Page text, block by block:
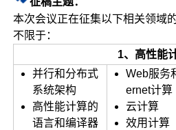
本次会议正在征集以下相关领域
不限于：
1、高性能
并行和分布式
系统架构
高性能计算的
语言和编译器
Web服务
ernet计算
云计算
效用计算